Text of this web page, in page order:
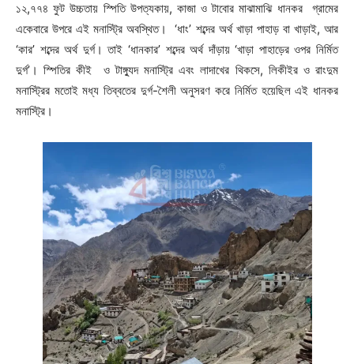
১২,৭৭৪ ফুট উচ্চতায় স্পিতি উপত্যকায়, কাজা ও টাবোর মাঝামাঝি ধানকর গ্রামের
একেবারে উপরে এই মনাস্ট্রি অবস্থিত। ‘ধাং’ শব্দের অর্থ খাড়া পাহাড় বা খাড়াই, আর
‘কার’ শব্দের অর্থ দুর্গ। তাই ‘ধানকার’ শব্দের অর্থ দাঁড়ায় ‘খাড়া পাহাড়ের ওপর নির্মিত
দুর্গ’। স্পিতির কীই ও টাঙ্গ্যুদ মনাস্ট্রি এবং লাদাখের থিকসে, লিকীইর ও রাংদুম
মনাস্ট্রির মতোই মধ্য তিব্বতের দুর্গ-শৈলী অনুসরণ করে নির্মিত হয়েছিল এই ধানকর
মনাস্ট্রি।